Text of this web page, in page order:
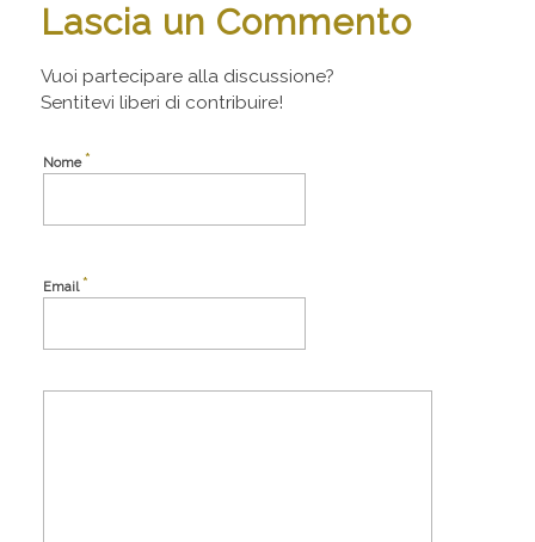
Lascia un Commento
Vuoi partecipare alla discussione?
Sentitevi liberi di contribuire!
Nome*
Email*